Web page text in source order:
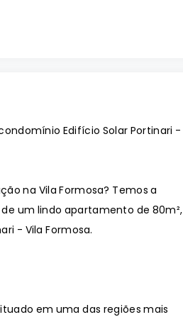
Edifício Solar Portinari -
na Vila Formosa? Temos a
um lindo apartamento de 80m²,
- Vila Formosa.
em uma das regiões mais